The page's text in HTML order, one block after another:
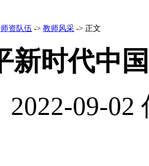
师资队伍 -> 教师风采 -> 正文
新时代中
2022-09-02